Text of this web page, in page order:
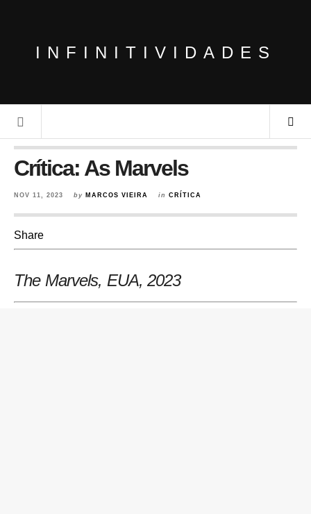
INFINITIVIDADES
Crítica: As Marvels
NOV 11, 2023 by MARCOS VIEIRA in CRÍTICA
Share
The Marvels, EUA, 2023